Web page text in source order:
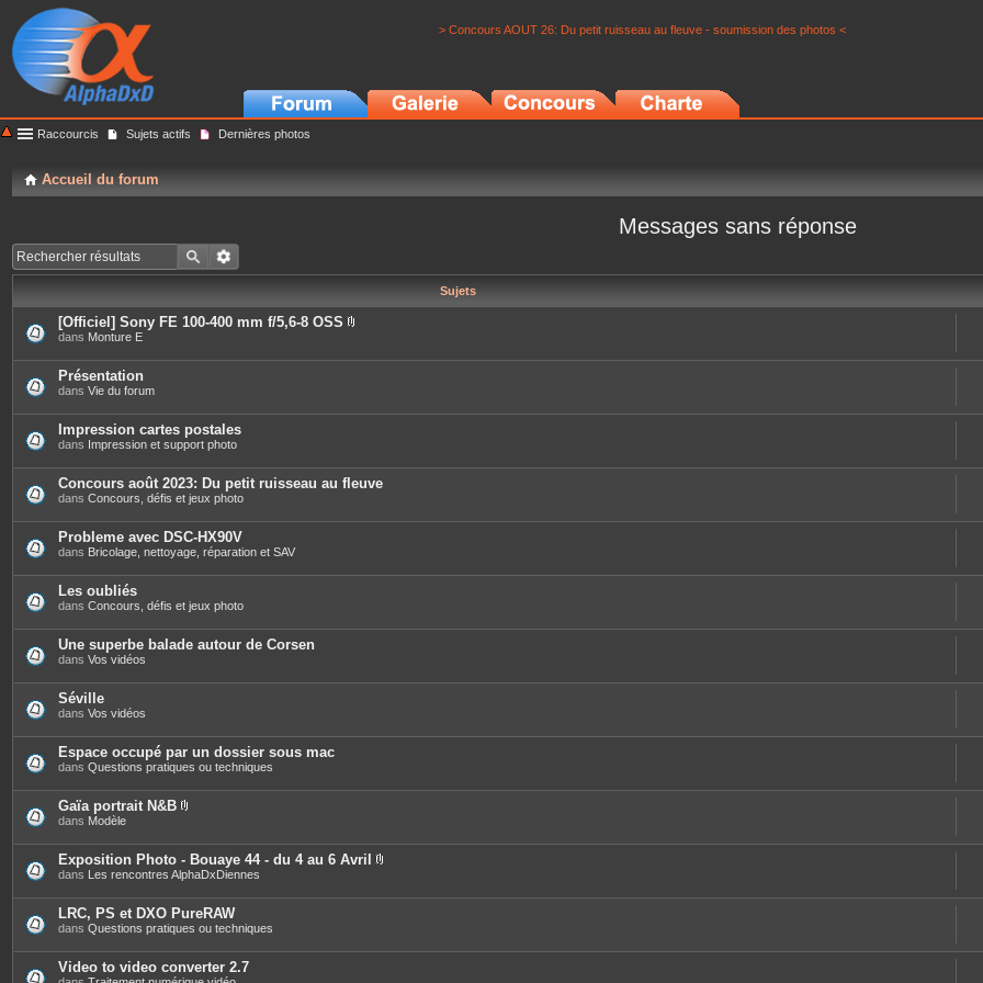
> Concours AOUT 26: Du petit ruisseau au fleuve - soumission des photos <
Raccourcis Sujets actifs Dernières photos
Accueil du forum
Messages sans réponse
Sujets
[Officiel] Sony FE 100-400 mm f/5,6-8 OSS
è
j
t
e
s
dans Monture E
Présentation
dans Vie du forum
Impression cartes postales
dans Impression et support photo
Concours août 2023: Du petit ruisseau au fleuve
dans Concours, défis et jeux photo
Probleme avec DSC-HX90V
dans Bricolage, nettoyage, réparation et SAV
Les oubliés
dans Concours, défis et jeux photo
Une superbe balade autour de Corsen
dans Vos vidéos
Séville
dans Vos vidéos
Espace occupé par un dossier sous mac
dans Questions pratiques ou techniques
Gaïa portrait N&B
è
c
e
s
j
o
i
n
t
e
s
dans Modèle
Exposition Photo - Bouaye 44 - du 4 au 6 Avril
è
j
dans Les rencontres AlphaDxDiennes
LRC, PS et DXO PureRAW
dans Questions pratiques ou techniques
Video to video converter 2.7